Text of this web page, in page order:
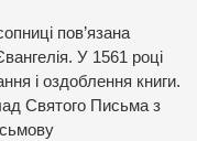
пов’язана
У 1561 році
і оздоблення книги.
Святого Письма з